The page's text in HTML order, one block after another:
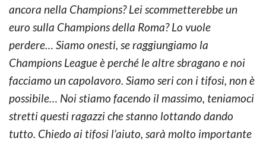
ancora nella Champions? Lei scommetterebbe un
euro sulla Champions della Roma? Lo vuole
perdere… Siamo onesti, se raggiungiamo la
Champions League è perché le altre sbragano e noi
facciamo un capolavoro. Siamo seri con i tifosi, non è
possibile… Noi stiamo facendo il massimo, teniamoci
stretti questi ragazzi che stanno lottando dando
tutto. Chiedo ai tifosi l’aiuto, sarà molto importante